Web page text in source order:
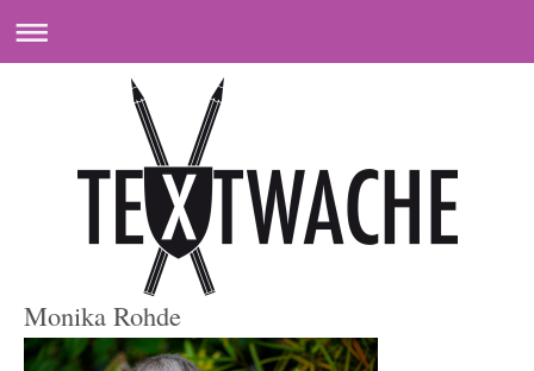
Monika Rohde